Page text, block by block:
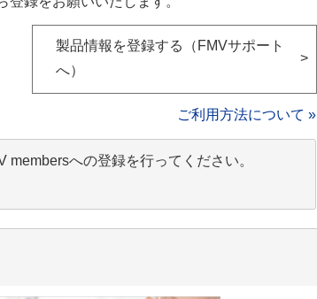
製品情報を登録する（FMVサポート
へ）
>
ご利用方法について »
への登録を行ってください。